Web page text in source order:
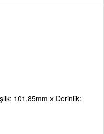
101.85mm x Derinlik: